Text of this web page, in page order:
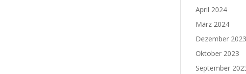
April 2024
März 2024
Dezember 2023
Oktober 2023
September